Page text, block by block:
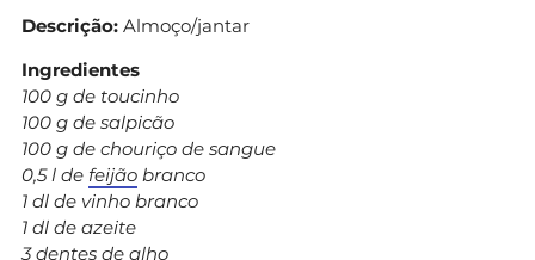
Descrição: Almoço/jantar
Ingredientes
100 g de toucinho
100 g de salpicão
100 g de chouriço de sangue
0,5 l de feijão branco
1 dl de vinho branco
1 dl de azeite
3 dentes de alho